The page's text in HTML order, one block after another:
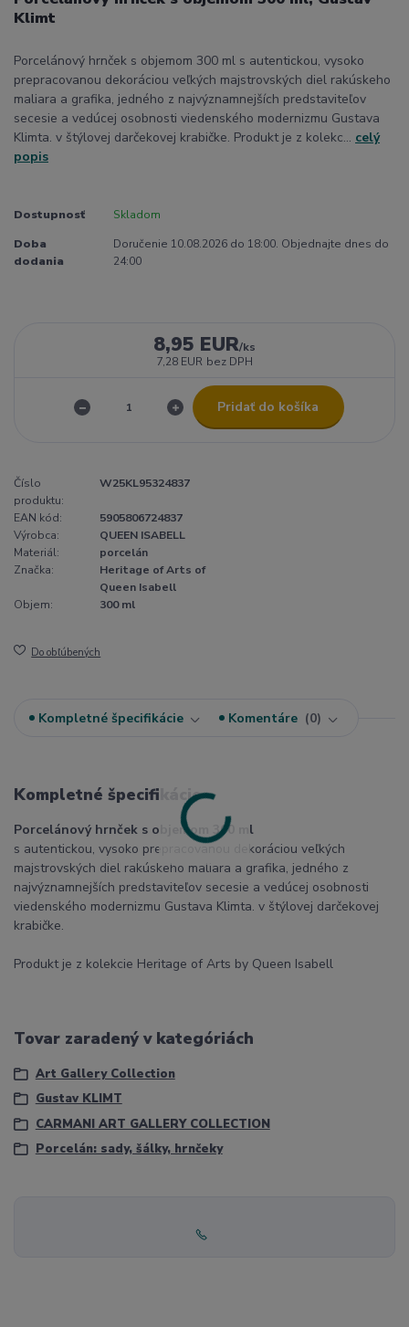
Klimt
Porcelánový hrnček s objemom 300 ml s autentickou, vysoko
prepracovanou dekoráciou veľkých majstrovských diel rakúskeho
maliara a grafika, jedného z najvýznamnejších predstaviteľov
secesie a vedúcej osobnosti viedenského modernizmu Gustava
Klimta. v štýlovej darčekovej krabičke. Produkt je z kolekc... celý
popis
Dostupnosť Skladom
Doba
dodania
Doručenie 10.08.2026 do 18:00. Objednajte dnes do
24:00
8,95 EUR/ks
7,28 EUR bez DPH
Pridať do košíka
Číslo
produktu:
W25KL95324837
EAN kód:
5905806724837
Výrobca:
QUEEN ISABELL
Materiál:
porcelán
Značka:
Heritage of Arts of
Queen Isabell
Objem:
300 ml
Do obľúbených
Kompletné špecifikácie Komentáre 0
Kompletné špecifikácie
Porcelánový hrnček s objemom 300 ml
s autentickou, vysoko prepracovanou dekoráciou veľkých
majstrovských diel rakúskeho maliara a grafika, jedného z
najvýznamnejších predstaviteľov secesie a vedúcej osobnosti
viedenského modernizmu Gustava Klimta. v štýlovej darčekovej
krabičke.
Produkt je z kolekcie Heritage of Arts by Queen Isabell
Tovar zaradený v kategóriách
Art Gallery Collection
Gustav KLIMT
CARMANI ART GALLERY COLLECTION
Porcelán: sady, šálky, hrnčeky